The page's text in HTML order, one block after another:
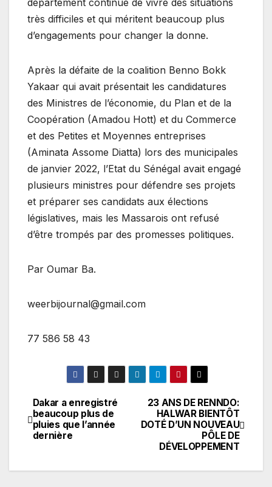
département continue de vivre des situations
très difficiles et qui méritent beaucoup plus
d’engagements pour changer la donne.
Après la défaite de la coalition Benno Bokk
Yakaar qui avait présentait les candidatures
des Ministres de l’économie, du Plan et de la
Coopération (Amadou Hott) et du Commerce
et des Petites et Moyennes entreprises
(Aminata Assome Diatta) lors des municipales
de janvier 2022, l’Etat du Sénégal avait engagé
plusieurs ministres pour défendre ses projets
et préparer ses candidats aux élections
législatives, mais les Massarois ont refusé
d’être trompés par des promesses politiques.
Par Oumar Ba.
weerbijournal@gmail.com
77 586 58 43
Navigation
de
23 ANS DE RENNDO:
HALWAR BIENTÔT
DOTÉ D’UN NOUVEAU
PÔLE DE
DÉVELOPPEMENT
Dakar a enregistré
beaucoup plus de
pluies que l’année
dernière